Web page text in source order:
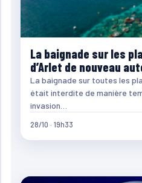
La baignade sur les
d’Arlet de nouveau
La baignade sur toutes les
était interdite de manière
invasion…
28/10 · 19h33